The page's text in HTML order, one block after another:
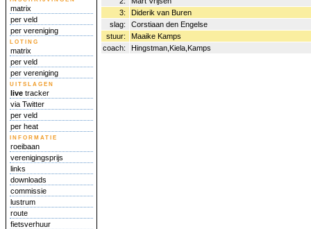
matrix
per veld
per vereniging
loting
matrix
per veld
per vereniging
uitslagen
live tracker
via Twitter
per veld
per heat
informatie
roeibaan
verenigingsprijs
links
downloads
commissie
lustrum
route
fietsverhuur
3:
Diderik van Buren
slag:
Corstiaan den Engelse
stuur:
Maaike Kamps
coach:
Hingstman,Kiela,Kamps